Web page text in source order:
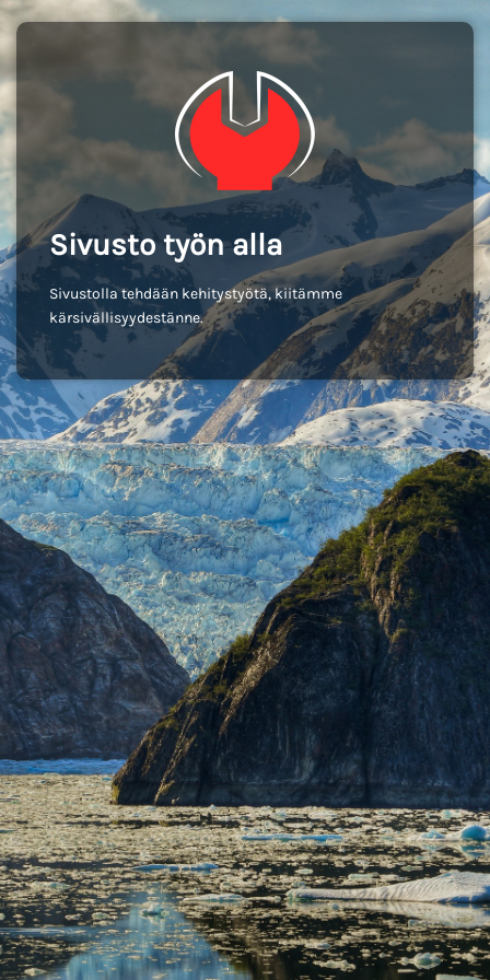
Sivusto työn alla
Sivustolla tehdään kehitystyötä, kiitämme
kärsivällisyydestänne.